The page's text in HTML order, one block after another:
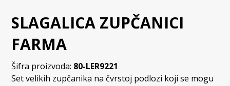
SLAGALICA ZUPČANICI
FARMA
Šifra proizvoda: 80-LER9221
Set velikih zupčanika na čvrstoj podlozi koji se mogu